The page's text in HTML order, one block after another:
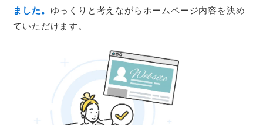
ました。 ゆっくりと考えながらホームページ内容を決め
ていただけます。